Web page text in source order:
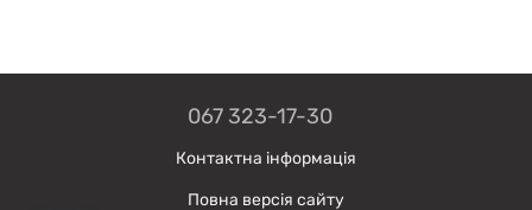
067 323-17-30
Контактна інформація
Повна версія сайту